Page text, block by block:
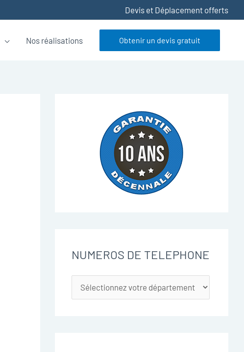
Devis et Déplacement offerts
Nos réalisations Obtenir un devis gratuit
NUMEROS DE TELEPHONE